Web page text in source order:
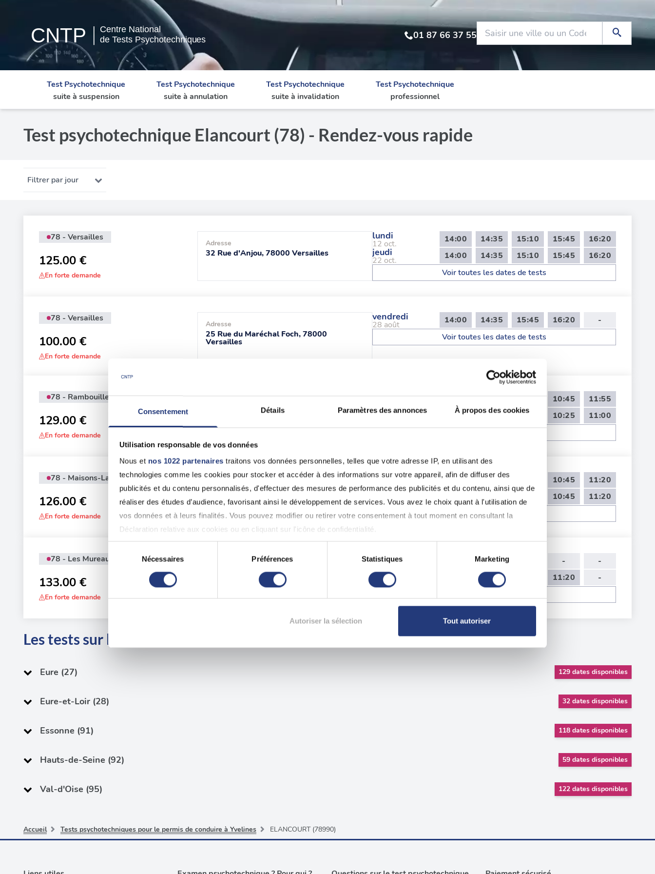
Consentement Détails Paramètres des annonces À propos des cookies
Utilisation responsable de vos données
Nous et nos 1022 partenaires traitons vos données personnelles, telles que votre adresse IP, en utilisant des
technologies comme les cookies pour stocker et accéder à des informations sur votre appareil, afin de diffuser des
publicités et du contenu personnalisés, d'effectuer des mesures de performance des publicités et du contenu, ainsi que de
réaliser des études d’audience, favorisant ainsi le développement de services. Vous avez le choix quant à l'utilisation de
vos données et à leurs finalités. Vous pouvez modifier ou retirer votre consentement à tout moment en consultant la
Déclaration relative aux cookies ou en cliquant sur l'icône de confidentialité.
Si vous le permettez, nous aimerions également :
Collecter des informations sur votre localisation géographique qui peuvent être précises à plusieurs mètres près
Identifier votre appareil en l'analysant activement pour en relever les caractéristiques spécifiques (empreintes
digitales).
du
consentement
Nécessaires Préférences Statistiques Marketing
Autoriser la sélection Tout autoriser
01 87 66 37 55
Test Psychotechnique
suite à suspension
Test Psychotechnique
suite à annulation
Test Psychotechnique
suite à invalidation
Test Psychotechnique
professionnel
Test psychotechnique Elancourt (78) - Rendez-vous rapide
Filtrer par jour
78 - Versailles
125.00 €
En forte demande
Adresse
32 Rue d'Anjou, 78000 Versailles
lundi
12 oct. 14:00 14:35 15:10 15:45 16:20
jeudi
22 oct. 14:00 14:35 15:10 15:45
16:20
Voir toutes les dates de tests
78 - Versailles
100.00 €
En forte demande
Adresse
25 Rue du Maréchal Foch, 78000
Versailles
vendredi
28 août 14:00 14:35 15:45 16:20
-
Voir toutes les dates de tests
78 - Rambouillet
129.00 €
En forte demande
1 Rue de Clairefontaine, 78120
samedi 09:00 09:35 10:10 10:45 11:55
mardi 08:40 09:15 09:50 10:25
11:00
78 - Maisons-Laffitte
126.00 €
En forte demande
44 Rue Jean Mermoz, 78600 Maisons-
Laffitte
jeudi
03 sept. 09:00 09:35 10:45 11:20
vendredi
04 sept. 09:00 09:35 10:10 10:45
11:20
Voir toutes les dates de tests
78 - Les Mureaux
133.00 €
En forte demande
83 Rue Paul Doumer, 78130 Les Mureaux
lundi
17 août 11:55 - -
lundi
24 août 10:10 11:20
-
Les tests sur les départements voisins
Eure (27) 129 dates disponibles
Eure-et-Loir (28) 32 dates disponibles
Essonne (91) 118 dates disponibles
Hauts-de-Seine (92) 59 dates disponibles
Val-d'Oise (95) 122 dates disponibles
Accueil Tests psychotechniques pour le permis de conduire à Yvelines ELANCOURT (78990)